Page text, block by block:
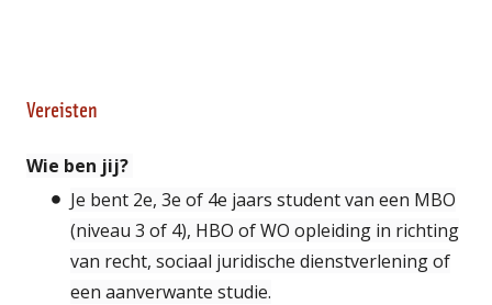
Vereisten
Wie ben jij?
Je bent 2e, 3e of 4e jaars student van een MBO
(niveau 3 of 4), HBO of WO opleiding in richting
van recht, sociaal juridische dienstverlening of
een aanverwante studie.